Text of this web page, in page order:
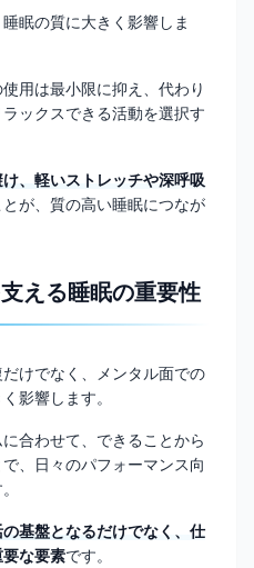
眠の質に大きく影響しま
用は最小限に抑え、代わり
ックスできる活動を選択す
、軽いストレッチや深呼吸
とが、質の高い睡眠につなが
える睡眠の重要性
けでなく、メンタル面での
影響します。
合わせて、できることから
、日々のパフォーマンス向
基盤となるだけでなく、仕
な要素です。